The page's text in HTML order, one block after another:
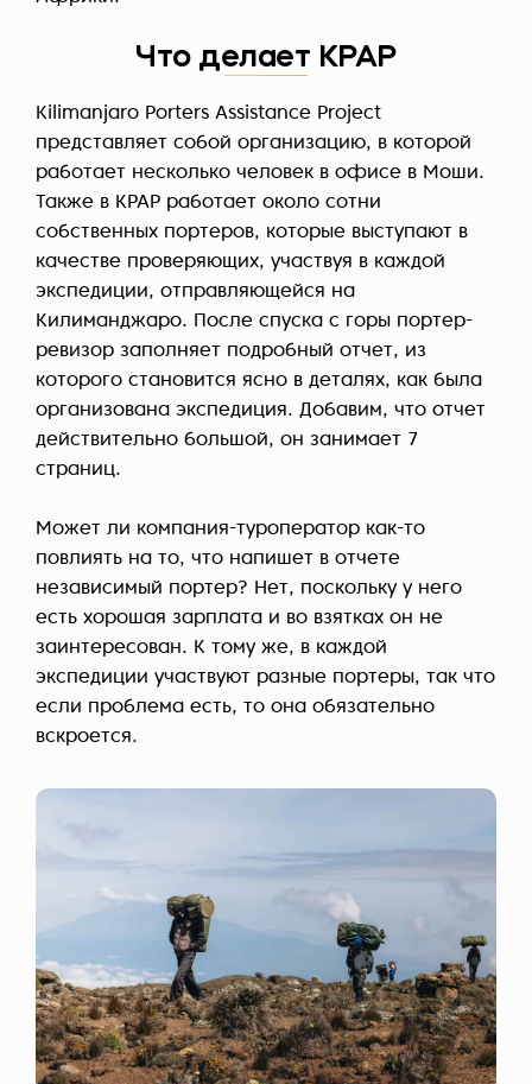
Что делает KPAP
Kilimanjaro Porters Assistance Project
представляет собой организацию, в которой
работает несколько человек в офисе в Моши.
Также в KPAP работает около сотни
собственных портеров, которые выступают в
качестве проверяющих, участвуя в каждой
экспедиции, отправляющейся на
Килиманджаро. После спуска с горы портер-
ревизор заполняет подробный отчет, из
которого становится ясно в деталях, как была
организована экспедиция. Добавим, что отчет
действительно большой, он занимает 7
страниц.
Может ли компания-туроператор как-то
повлиять на то, что напишет в отчете
независимый портер? Нет, поскольку у него
есть хорошая зарплата и во взятках он не
заинтересован. К тому же, в каждой
экспедиции участвуют разные портеры, так что
если проблема есть, то она обязательно
вскроется.